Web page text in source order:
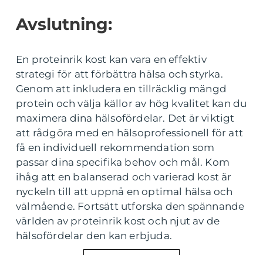
Avslutning:
En proteinrik kost kan vara en effektiv
strategi för att förbättra hälsa och styrka.
Genom att inkludera en tillräcklig mängd
protein och välja källor av hög kvalitet kan du
maximera dina hälsofördelar. Det är viktigt
att rådgöra med en hälsoprofessionell för att
få en individuell rekommendation som
passar dina specifika behov och mål. Kom
ihåg att en balanserad och varierad kost är
nyckeln till att uppnå en optimal hälsa och
välmående. Fortsätt utforska den spännande
världen av proteinrik kost och njut av de
hälsofördelar den kan erbjuda.